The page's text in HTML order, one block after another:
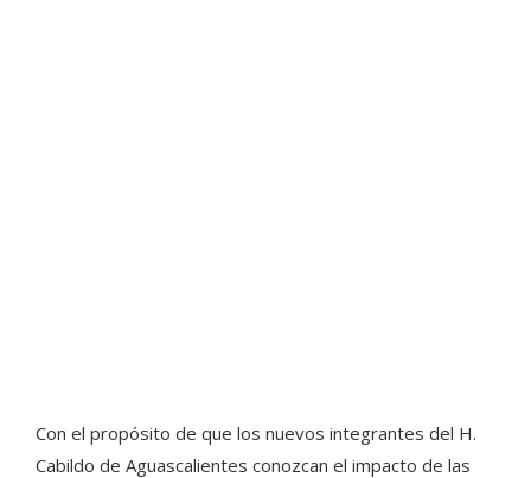
Con el propósito de que los nuevos integrantes del H.
Cabildo de Aguascalientes conozcan el impacto de las